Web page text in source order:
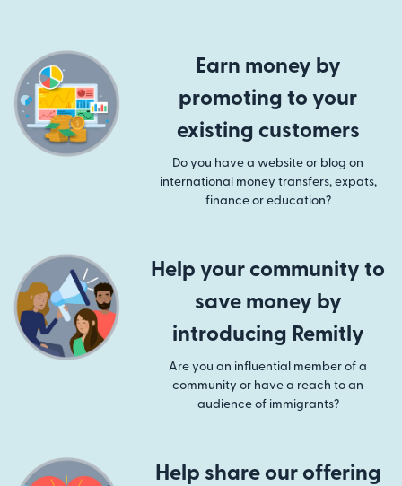
Earn money by
promoting to your
existing customers
Do you have a website or blog on
international money transfers, expats,
finance or education?
Help your community to
save money by
introducing Remitly
Are you an influential member of a
community or have a reach to an
audience of immigrants?
Help share our offering